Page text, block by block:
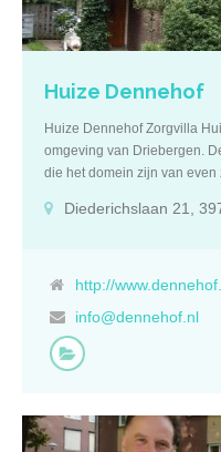
Huize Dennehof
Huize Dennehof Zorgvilla
omgeving van Driebergen.
die het domein zijn van
Dennehof ligt naast De
Dennehof. Karakteristiek
intensieve contact tussen de
van de bewoners staat
kwaliteit van zorg hoog in
Zo kunnen zij 24 uur per
persoonsgerichte zorg
Diederichslaan 21,
http://
info@dennehof.nl